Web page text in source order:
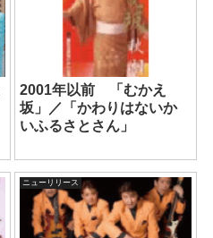
2001年以前 「むかえ
坂」／「かわりはないか
いふるさとさん」
ニューリリース